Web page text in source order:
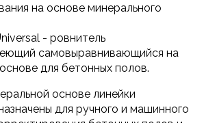
на основе минерального
- ровнитель
самовыравнивающийся на
для бетонных полов.
основе линейки
для ручного и машинного